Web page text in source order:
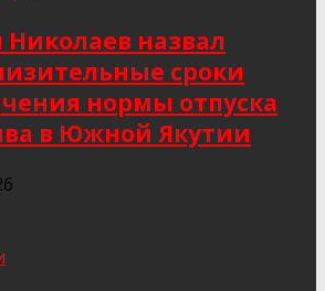
Николаев назвал
сроки
нормы отпуска
в Южной Якутии